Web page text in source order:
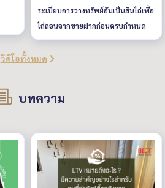
ระเบียบการวางทรัพย์อันเป็นสินไถ่เพื่อ
ไถ่ถอนจากขายฝากก่อนครบกำหนด
วีดีโอทั้งหมด
บทความ